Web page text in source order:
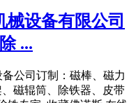
设备有限公司
...
公司订制：磁棒、磁力
磁辊筒、除铁器、皮带